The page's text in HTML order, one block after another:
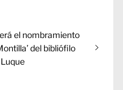
el nombramiento
del bibliófilo